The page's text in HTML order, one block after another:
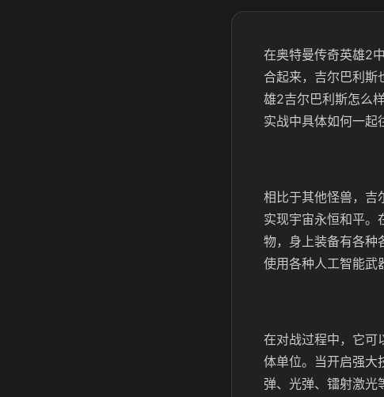
在奥特曼传奇英雄2
合起来，吉尔巴利斯
雄2吉尔巴利斯怎么
实战中具体如何一起
相比于其他怪兽，吉
实现宇宙永恒和平。
物，身上装备有各种
使用各种人工智能武
在对战过程中，它可
体单位。当开启强大
弹、光弹、镭射激光